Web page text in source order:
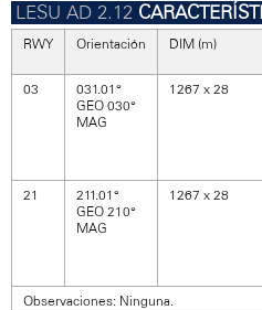
RWY Orientación DIM (m)
03
031.01°
GEO 030°
MAG
1267 x 28
21
211.01°
GEO 210°
MAG
1267 x 28
Observaciones: Ninguna.